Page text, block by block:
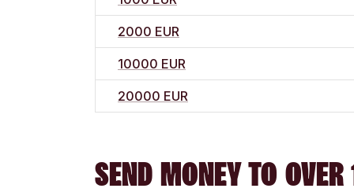
2000 EUR
10000 EUR
20000 EUR
SEND MONEY TO